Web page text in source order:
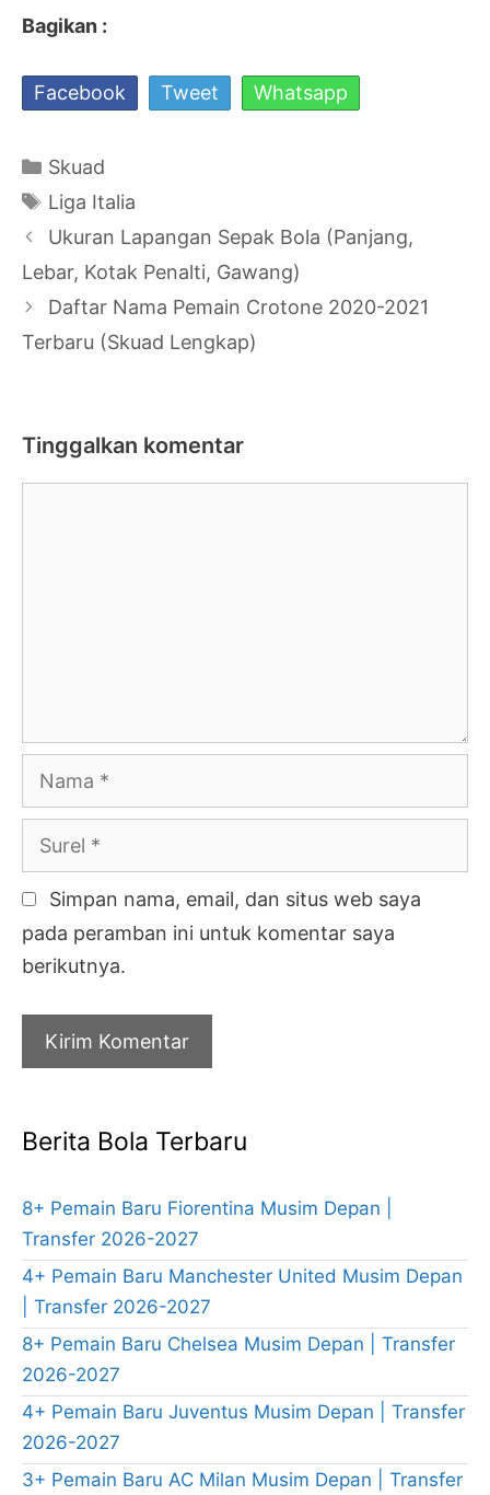
Bagikan :
Facebook Tweet Whatsapp
Kategori
Skuad
Tag
Liga Italia
Navigasi
Tulisan
Ukuran Lapangan Sepak Bola (Panjang,
Lebar, Kotak Penalti, Gawang)
Daftar Nama Pemain Crotone 2020-2021
Terbaru (Skuad Lengkap)
Tinggalkan komentar
Nama
Surel
Simpan nama, email, dan situs web saya
pada peramban ini untuk komentar saya
berikutnya.
Berita Bola Terbaru
8+ Pemain Baru Fiorentina Musim Depan |
Transfer 2026-2027
4+ Pemain Baru Manchester United Musim Depan
| Transfer 2026-2027
8+ Pemain Baru Chelsea Musim Depan | Transfer
2026-2027
4+ Pemain Baru Juventus Musim Depan | Transfer
2026-2027
3+ Pemain Baru AC Milan Musim Depan | Transfer